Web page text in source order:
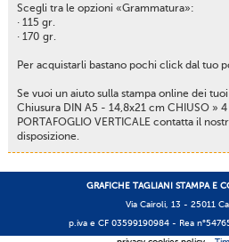
Scegli tra le opzioni «Grammatura»:
· 115 gr.
· 170 gr.
Per acquistarli bastano pochi click dal tuo
Se vuoi un aiuto sulla stampa online dei tuoi
Chiusura DIN A5 - 14,8x21 cm CHIUSO » 4
PORTAFOGLIO VERTICALE contatta il
disposizione.
GRAFICHE TAGLIANI STAMPA E
Via Cairoli, 13 - 25011
p.iva e CF 03599190984 - Rea